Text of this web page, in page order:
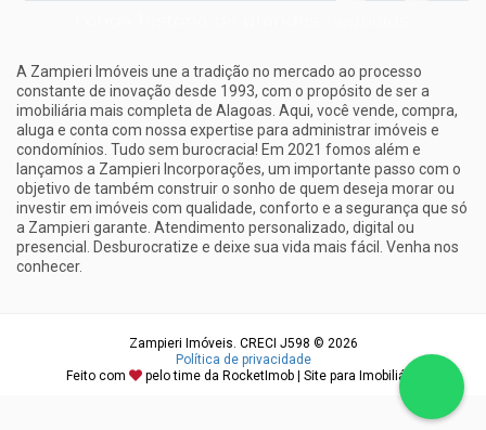
A Zampieri Imóveis une a tradição no mercado ao processo
constante de inovação desde 1993, com o propósito de ser a
imobiliária mais completa de Alagoas. Aqui, você vende, compra,
aluga e conta com nossa expertise para administrar imóveis e
condomínios. Tudo sem burocracia! Em 2021 fomos além e
lançamos a Zampieri Incorporações, um importante passo com o
objetivo de também construir o sonho de quem deseja morar ou
investir em imóveis com qualidade, conforto e a segurança que só
a Zampieri garante. Atendimento personalizado, digital ou
presencial. Desburocratize e deixe sua vida mais fácil. Venha nos
conhecer.
Zampieri Imóveis. CRECI J598 © 2026
Política de privacidade
Feito com
pelo time da RocketImob | Site para Imobiliária